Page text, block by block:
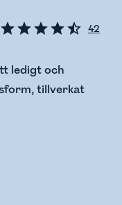
42
ledigt och
tillverkat